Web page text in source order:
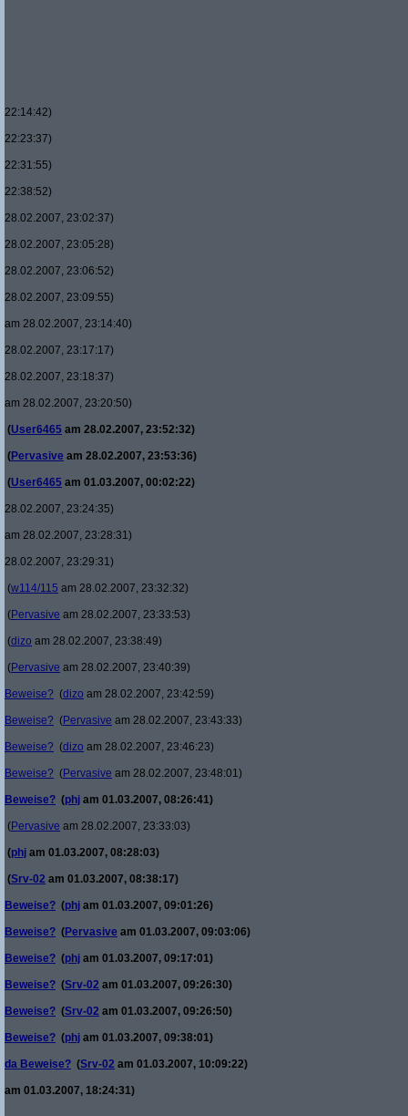
22:14:42)
22:23:37)
22:31:55)
22:38:52)
28.02.2007, 23:02:37)
28.02.2007, 23:05:28)
28.02.2007, 23:06:52)
28.02.2007, 23:09:55)
am 28.02.2007, 23:14:40)
28.02.2007, 23:17:17)
28.02.2007, 23:18:37)
am 28.02.2007, 23:20:50)
(User6465 am 28.02.2007, 23:52:32)
(Pervasive am 28.02.2007, 23:53:36)
(User6465 am 01.03.2007, 00:02:22)
28.02.2007, 23:24:35)
am 28.02.2007, 23:28:31)
28.02.2007, 23:29:31)
(w114/115 am 28.02.2007, 23:32:32)
(Pervasive am 28.02.2007, 23:33:53)
(dizo am 28.02.2007, 23:38:49)
(Pervasive am 28.02.2007, 23:40:39)
Beweise? (dizo am 28.02.2007, 23:42:59)
Beweise? (Pervasive am 28.02.2007, 23:43:33)
Beweise? (dizo am 28.02.2007, 23:46:23)
Beweise? (Pervasive am 28.02.2007, 23:48:01)
Beweise? (phj am 01.03.2007, 08:26:41)
(Pervasive am 28.02.2007, 23:33:03)
(phj am 01.03.2007, 08:28:03)
(Srv-02 am 01.03.2007, 08:38:17)
Beweise? (phj am 01.03.2007, 09:01:26)
Beweise? (Pervasive am 01.03.2007, 09:03:06)
Beweise? (phj am 01.03.2007, 09:17:01)
Beweise? (Srv-02 am 01.03.2007, 09:26:30)
Beweise? (Srv-02 am 01.03.2007, 09:26:50)
Beweise? (phj am 01.03.2007, 09:38:01)
da Beweise? (Srv-02 am 01.03.2007, 10:09:22)
am 01.03.2007, 18:24:31)